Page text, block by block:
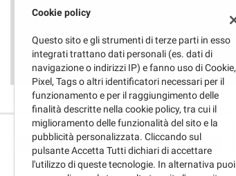
Cookie policy
Questo sito e gli strumenti di terze parti in esso
integrati trattano dati personali (es. dati di
navigazione o indirizzi IP) e fanno uso di Cookie,
Pixel, Tags o altri identificatori necessari per il
funzionamento e per il raggiungimento delle
finalità descritte nella cookie policy, tra cui il
miglioramento delle funzionalità del sito e la
pubblicità personalizzata. Cliccando sul
pulsante Accetta Tutti dichiari di accettare
l'utilizzo di queste tecnologie. In alternativa puoi
rivedere
modificare
scelte
qualsiasi
momento.